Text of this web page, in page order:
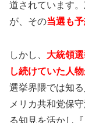
道されています
が、その当選も
しかし、 大統領
し続けていた人
選挙界隈では知
メリカ共和党保
る知見を活かし『